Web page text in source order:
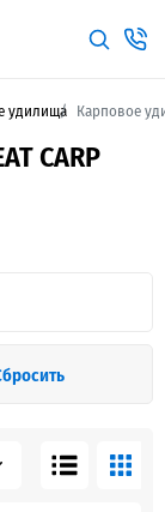
удилища Карповое
CARP